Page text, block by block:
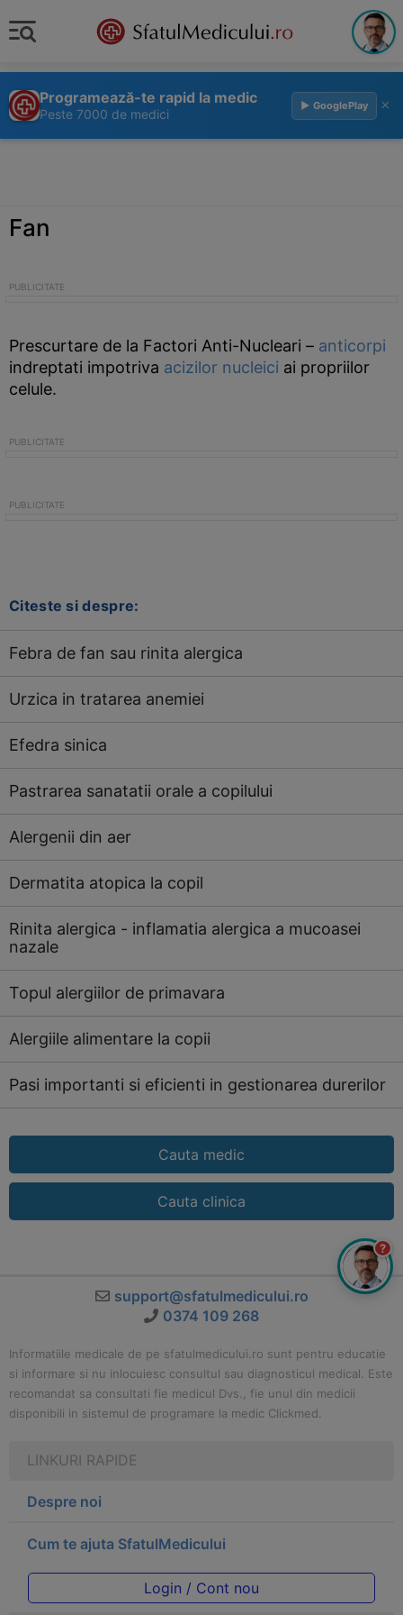
Programează-te rapid la medic
Peste 7000 de medici
▶ GooglePlay ×
Fan
Prescurtare de la Factori Anti-Nucleari – anticorpi
indreptati impotriva acizilor nucleici ai propriilor
celule.
Citeste si despre:
Febra de fan sau rinita alergica
Urzica in tratarea anemiei
Efedra sinica
Pastrarea sanatatii orale a copilului
Alergenii din aer
Dermatita atopica la copil
Rinita alergica - inflamatia alergica a mucoasei
nazale
Topul alergiilor de primavara
Alergiile alimentare la copii
Pasi importanti si eficienti in gestionarea durerilor
Cauta medic
Cauta clinica
support@sfatulmedicului.ro
0374 109 268
Informatiile medicale de pe sfatulmedicului.ro sunt pentru educatie
si informare si nu inlocuiesc consultul sau diagnosticul medical. Este
recomandat sa consultati fie medicul Dvs., fie unul din medicii
disponibili in sistemul de programare la medic Clickmed.
LINKURI RAPIDE
Despre noi
Cum te ajuta SfatulMedicului
Login / Cont nou
?